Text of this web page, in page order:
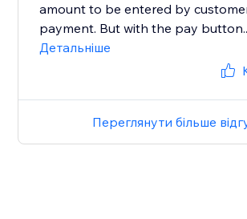
amount to be entered by
payment. But with the pay
Детальніше
Переглянути більше